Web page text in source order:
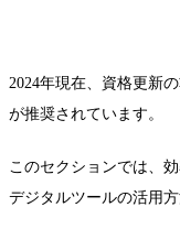
2024年現在、資格更新
が推奨されています。
このセクションでは、
デジタルツールの活用